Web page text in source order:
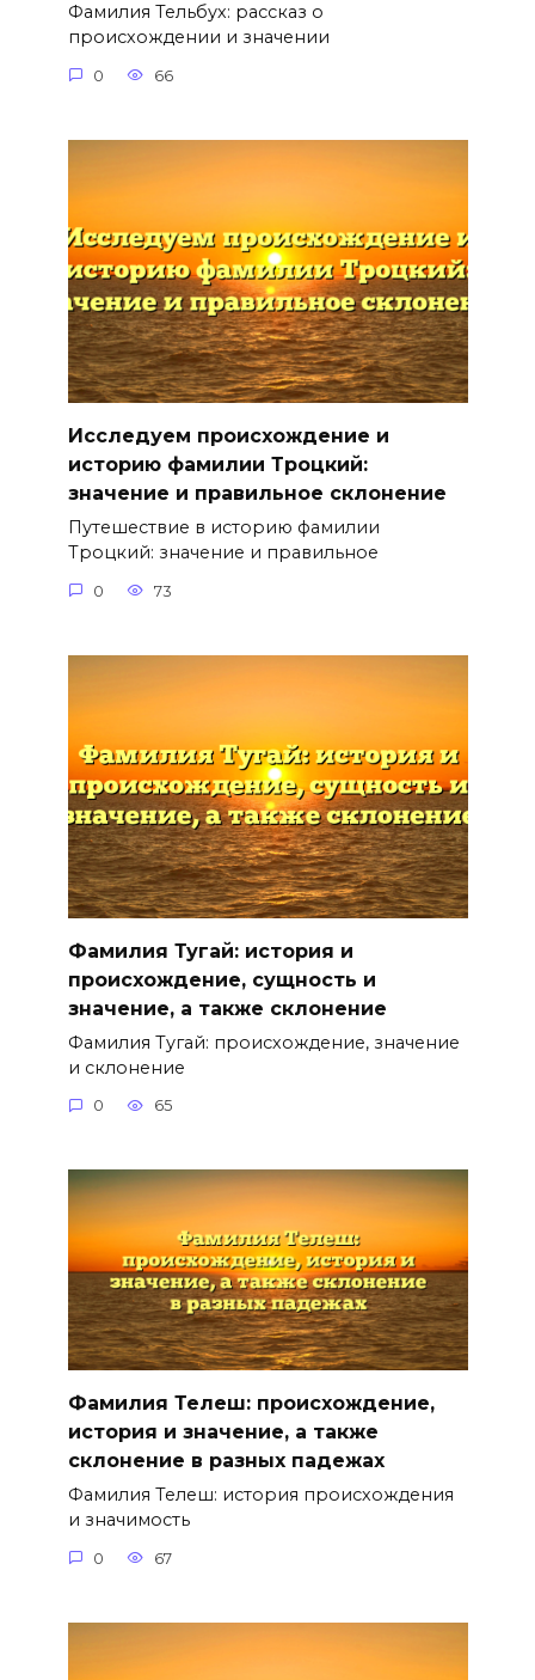
Фамилия Тельбух: рассказ о
происхождении и значении
0 66
Исследуем происхождение и
историю фамилии Троцкий:
значение и правильное склонение
Путешествие в историю фамилии
Троцкий: значение и правильное
0 73
Фамилия Тугай: история и
происхождение, сущность и
значение, а также склонение
Фамилия Тугай: происхождение, значение
и склонение
0 65
Фамилия Телеш: происхождение,
история и значение, а также
склонение в разных падежах
Фамилия Телеш: история происхождения
и значимость
0 67